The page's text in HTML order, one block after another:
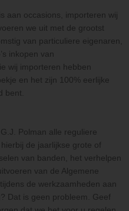
aan occasions, importeren wij
we uit met de grootst
van particuliere eigenaren,
inkopen van
wij importeren hebben
en het zijn 100% eerlijke
bent.
Polman alle reguliere
de jaarlijkse grote of
van banden, het verhelpen
van de Algemene
de werkzaamheden aan
Dat is geen probleem. Geef